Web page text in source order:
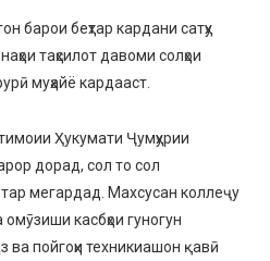
барои беҳтар кардани сатҳу
таҳсилот давоми солҳои
муҳайё кардааст.
Ҳукумати Ҷумҳурии
дорад, сол то сол
мегардад. Махсусан коллеҷу
касбҳои гуногун
ва пойгоҳи техникиашон қавӣ